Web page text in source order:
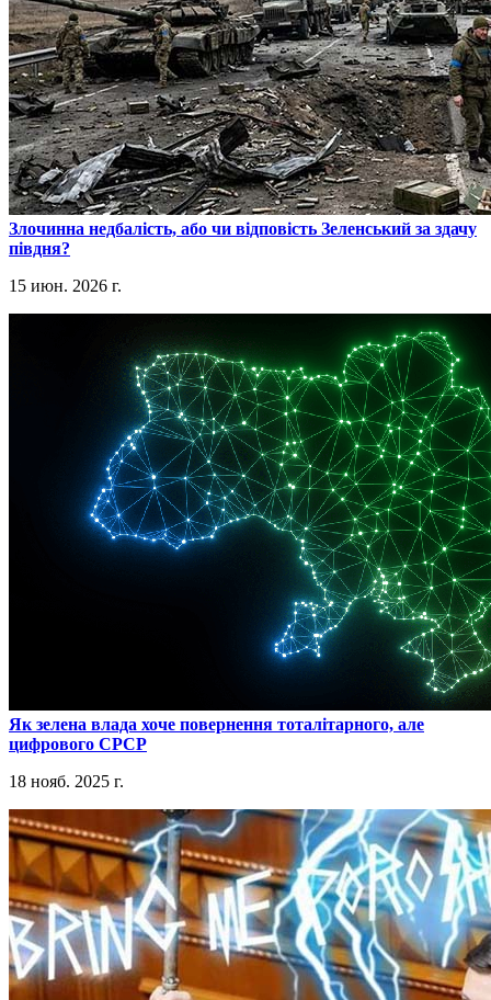
​Злочинна недбалість, або чи відповість Зеленський за здачу
півдня?
15 июн. 2026 г.
​Як зелена влада хоче повернення тоталітарного, але
цифрового СРСР
18 нояб. 2025 г.